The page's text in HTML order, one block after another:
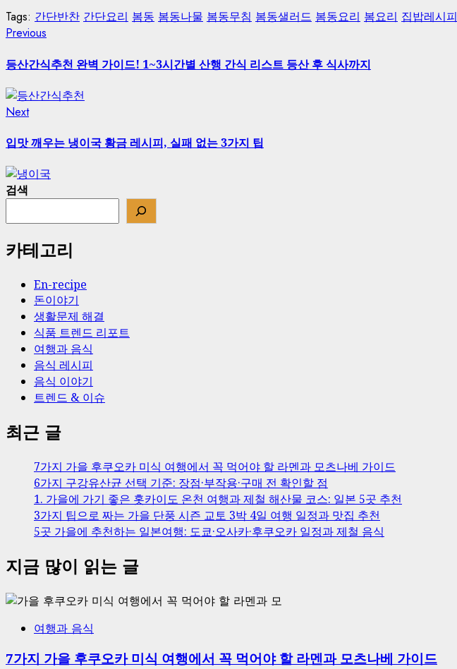
Tags: 간단반찬 간단요리 봄동 봄동나물 봄동무침 봄동샐러드 봄동요리 봄요리 집밥레시피
Continue
Reading
Previous
등산간식추천 완벽 가이드! 1~3시간별 산행 간식 리스트 등산 후 식사까지
NextNext
입맛 깨우는 냉이국 황금 레시피, 실패 없는 3가지 팁
검색
카테고리
En-recipe
돈이야기
생활문제 해결
식품 트렌드 리포트
여행과 음식
음식 레시피
음식 이야기
트렌드 & 이슈
최근 글
7가지 가을 후쿠오카 미식 여행에서 꼭 먹어야 할 라멘과 모츠나베 가이드
6가지 구강유산균 선택 기준: 장점·부작용·구매 전 확인할 점
1. 가을에 가기 좋은 홋카이도 온천 여행과 제철 해산물 코스: 일본 5곳 추천
3가지 팁으로 짜는 가을 단풍 시즌 교토 3박 4일 여행 일정과 맛집 추천
5곳 가을에 추천하는 일본여행: 도쿄·오사카·후쿠오카 일정과 제철 음식
지금 많이 읽는 글
여행과 음식
7가지 가을 후쿠오카 미식 여행에서 꼭 먹어야 할 라멘과 모츠나베 가이드